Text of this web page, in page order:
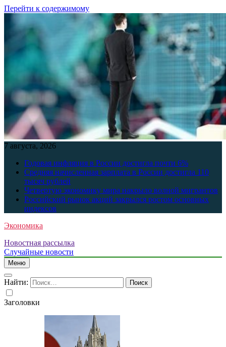
Перейти к содержимому
7 августа, 2026
Годовая инфляция в России достигла почти 6%
Средняя начисленная зарплата в России достигла 110
тысяч рублей
Четвертую экономику мира накрыло волной мигрантов
Российский рынок акций закрылся ростом основных
индексов
Экономика
Новостная рассылка
Случайные новости
Меню
Найти:
Заголовки